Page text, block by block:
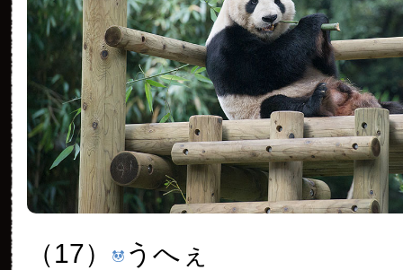
（17） うへぇ